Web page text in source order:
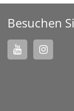
Besuchen